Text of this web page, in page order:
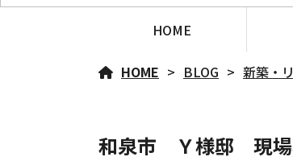
HOME
HOME BLOG 新築・
和泉市 Ｙ様邸 現場